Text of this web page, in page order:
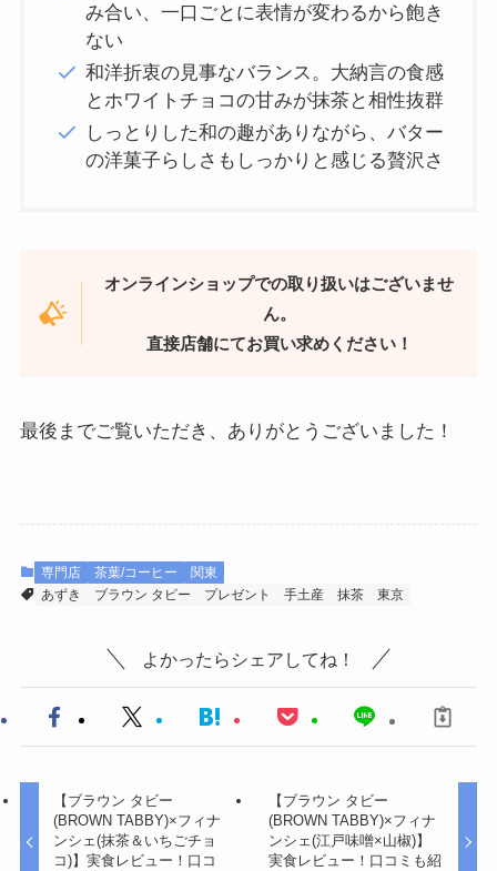
み合い、一口ごとに表情が変わるから飽き
ない
和洋折衷の見事なバランス。大納言の食感
とホワイトチョコの甘みが抹茶と相性抜群
しっとりした和の趣がありながら、バター
の洋菓子らしさもしっかりと感じる贅沢さ
オンラインショップでの取り扱いはございませ
ん。
直接店舗にてお買い求めください！
最後までご覧いただき、ありがとうございました！
専門店 茶葉/コーヒー
関東
あずき
ブラウン タビー プレゼント 手土産 抹茶 東京
よかったらシェアしてね！
【ブラウン タビー
(BROWN TABBY)×フィナ
ンシェ(抹茶＆いちごチョ
コ)】実食レビュー！口コ
【ブラウン タビー
(BROWN TABBY)×フィナ
ンシェ(江戸味噌×山椒)】
実食レビュー！口コミも紹